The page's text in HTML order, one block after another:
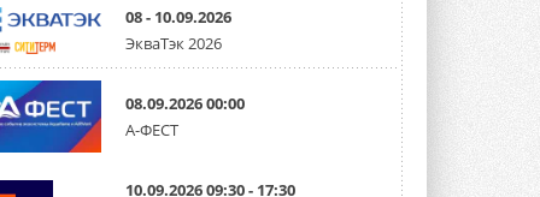
Уже через месяц в России
можно будет устанавливать
солнечные панели в МКД
С 1 сентября снимается запрет на
микрогенерацию в многоквартирных ...
30 ИЮЛЯ 2026
Канальные вентиляторы с ЕС-
08 - 10.09.2026
ЭкваТэк 2026
08.09.2026 00:00
А-ФЕСТ
10.09.2026 09:30 - 17:30